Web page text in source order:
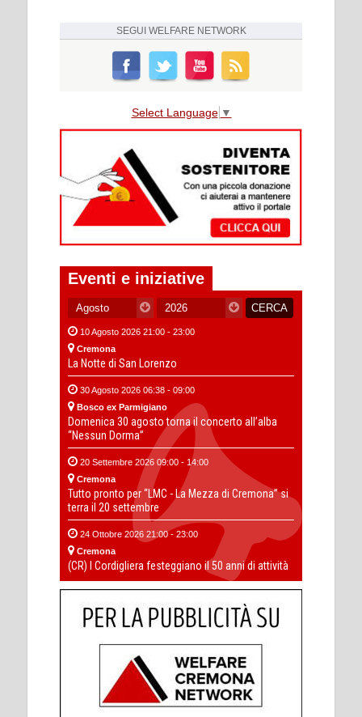
SEGUI WELFARE NETWORK
Select Language ▼
Eventi e iniziative
10 Agosto 2026 21:00 - 23:00
Cremona
La Notte di San Lorenzo
30 Agosto 2026 06:38 - 09:00
Bosco ex Parmigiano
Domenica 30 agosto torna il concerto all’alba
“Nessun Dorma”
20 Settembre 2026 09:00 - 14:00
Cremona
Tutto pronto per “LMC - La Mezza di Cremona” si
terra il 20 settembre
24 Ottobre 2026 21:00 - 23:00
Cremona
(CR) I Cordigliera festeggiano il 50 anni di attività